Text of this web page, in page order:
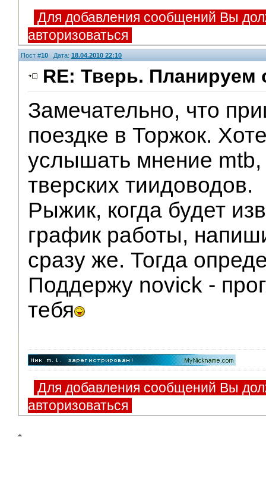
Для добавления сообщений Вы
авторизоваться
Пост #10 Дата: 18.04.2010 22:10
RE: Тверь. Планируем
Замечательно, что
поездке в Торжок.
услышать мнение mtb,
тверских тиидоводов.
Рыжик, когда будет
график работы,
сразу же. Тогда
Поддержу novick -
тебя
Модераторы
Для добавления сообщений Вы
авторизоваться